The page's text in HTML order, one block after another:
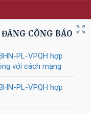
số 367/2025/NĐ-
một số điều của Luật
đối với doanh
tạo nhân lực của